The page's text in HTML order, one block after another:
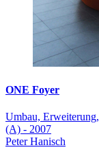
ONE Foyer
Umbau,
(A) - 2007
Peter Hanisch